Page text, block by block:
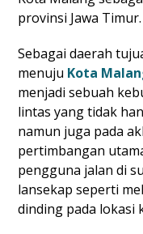
provinsi Jawa Timur.
Sebagai daerah
menuju Kota
menjadi sebuah
lintas yang tidak
namun juga pada
pertimbangan
pengguna jalan di
lansekap seperti
dinding pada lokasi